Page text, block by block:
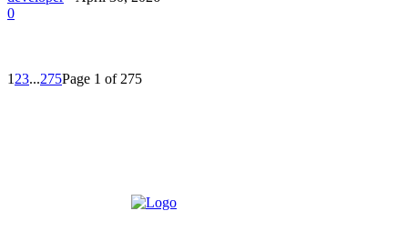
0
1 23...275Page 1 of 275